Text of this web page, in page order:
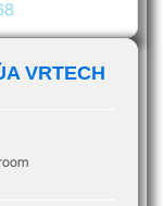
VRTECH